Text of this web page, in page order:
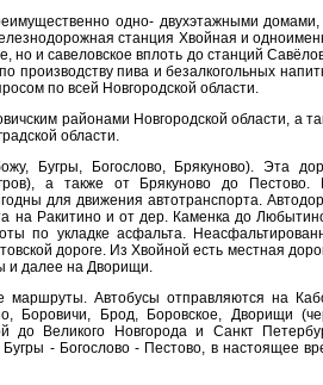
одно- двухэтажными домами,
станция Хвойная и
но и савеловское вплоть до станций
пива и безалкогольных
по всей Новгородской области.
районами Новгородской области, а
области.
Бугры, Богослово, Брякуново). Эта
а также от Брякуново до Пестово.
для движения автотранспорта.
на Ракитино и от дер. Каменка до
по укладке асфальта.
дороге. Из Хвойной есть местная
и далее на Дворищи.
маршруты. Автобусы отправляются на
Боровичи, Брод, Боровское, Дворищи
до Великого Новгорода и Санкт
- Богослово - Пестово, в настоящее